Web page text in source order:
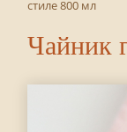
стиле 800 мл
Чайник